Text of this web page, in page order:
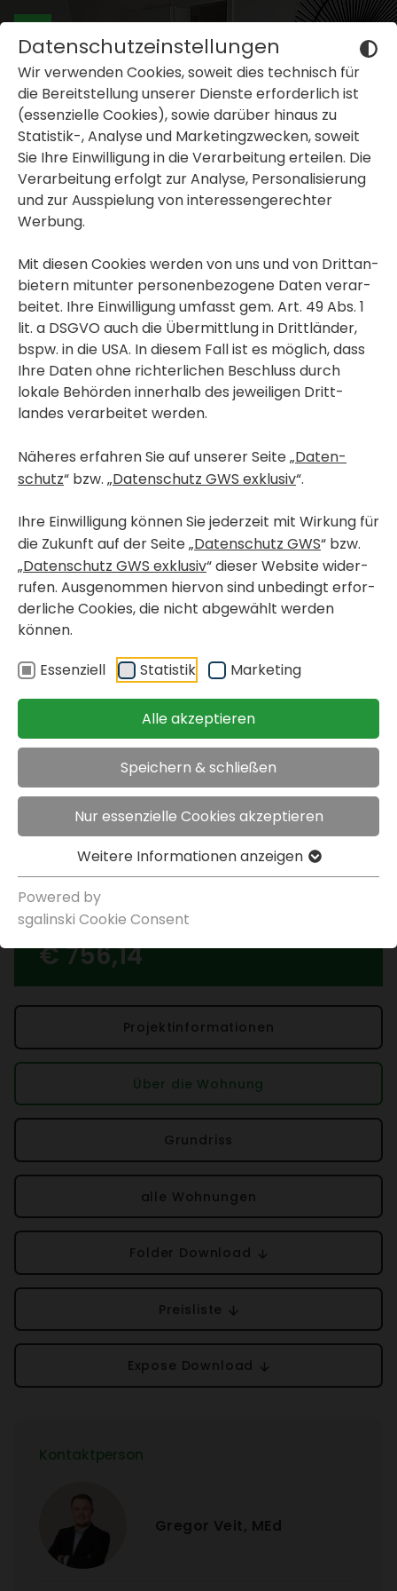
Datenschutzeinstellungen
Wir verwenden Cookies, soweit dies tech­nisch für
die Bereit­stel­lung unserer Dienste erfor­der­lich ist
(essen­zi­elle Cookies), sowie darüber hinaus zu
Statistik-, Analyse und Marke­ting­zwe­cken, soweit
Sie Ihre Einwil­li­gung in die Verar­bei­tung erteilen. Die
Verar­bei­tung erfolgt zur Analyse, Perso­na­li­sie­rung
und zur Ausspie­lung von inter­es­sen­ge­rechter
Werbung.
Mit diesen Cookies werden von uns und von Dritt­an­
bie­tern mitunter perso­nen­be­zo­gene Daten verar­
beitet. Ihre Einwil­li­gung umfasst gem. Art. 49 Abs. 1
lit. a DSGVO auch die Übermitt­lung in Dritt­länder,
bspw. in die USA. In diesem Fall ist es möglich, dass
Ihre Daten ohne rich­ter­li­chen Beschluss durch
lokale Behörden inner­halb des jewei­ligen Dritt­
landes verar­beitet werden.
Näheres erfahren Sie auf unserer Seite „Daten­
schutz“ bzw. „Daten­schutz GWS exklusiv“.
Ihre Einwil­li­gung können Sie jeder­zeit mit Wirkung für
die Zukunft auf der Seite „Daten­schutz GWS“ bzw.
„Daten­schutz GWS exklusiv“ dieser Website wider­
rufen. Ausge­nommen hiervon sind unbe­dingt erfor­
der­liche Cookies, die nicht abge­wählt werden
können.
Essen­ziell
Statistik Marke­ting
Alle akzeptieren
Speichern & schließen
Nur essenzielle Cookies akzeptieren
Weitere Infor­ma­tionen anzeigen
Powered by
sgal­inski Cookie Consent
oder ausblenden
oder ausblenden
oder ausblenden
GRAZ, GRIES
Karlau­er­straße 35 / 410 -
Miete mit Kauf­op­tion
Miet­woh­nung mit
Kauf­op­tion
März 2027
Objekt merken
€ 756,14
Projek­t­in­for­ma­tionen
Über die Wohnung
Grund­riss
alle Wohnungen
Folder Down­load
Preis­liste
Expose Down­load
Kontakt­person
Gregor Veit, MEd